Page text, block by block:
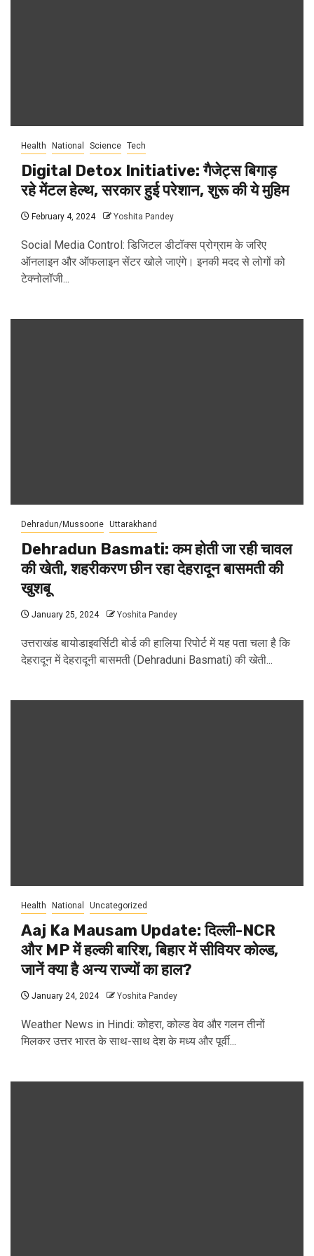
Health National Science Tech
Digital Detox Initiative: गैजेट्स बिगाड़
रहे मेंटल हेल्थ, सरकार हुई परेशान, शुरू की ये मुहिम
February 4, 2024 Yoshita Pandey
Social Media Control: डिजिटल डीटॉक्स प्रोग्राम के जरिए
ऑनलाइन और ऑफलाइन सेंटर खोले जाएंगे। इनकी मदद से लोगों को
टेक्नोलॉजी...
Dehradun/Mussoorie Uttarakhand
Dehradun Basmati: कम होती जा रही चावल
की खेती, शहरीकरण छीन रहा देहरादून बासमती की
खुशबू
January 25, 2024 Yoshita Pandey
उत्तराखंड बायोडाइवर्सिटी बोर्ड की हालिया रिपोर्ट में यह पता चला है कि
देहरादून में देहरादूनी बासमती (Dehraduni Basmati) की खेती...
Health National Uncategorized
Aaj Ka Mausam Update: दिल्ली-NCR
और MP में हल्की बारिश, बिहार में सीवियर कोल्‍ड,
जानें क्या है अन्य राज्यों का हाल?
January 24, 2024 Yoshita Pandey
Weather News in Hindi: कोहरा, कोल्ड वेव और गलन तीनों
मिलकर उत्तर भारत के साथ-साथ देश के मध्य और पूर्वी...